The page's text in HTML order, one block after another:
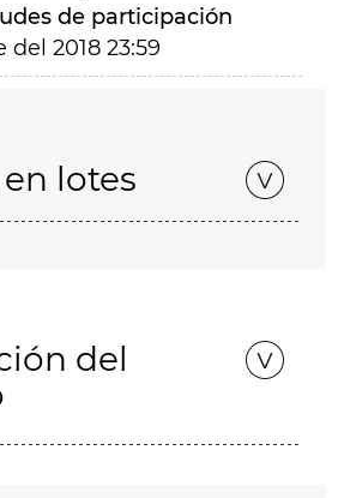
de participación
2018 23:59
lotes
del